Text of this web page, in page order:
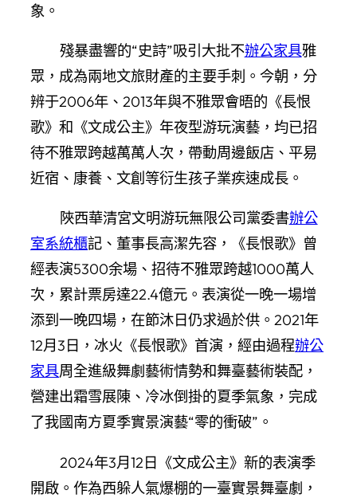
象。
殘暴盡響的“史詩”吸引大批不辦公家具雅
眾，成為兩地文旅財產的主要手刺。今朝，分
辨于2006年、2013年與不雅眾會晤的《長恨
歌》和《文成公主》年夜型游玩演藝，均已招
待不雅眾跨越萬萬人次，帶動周邊飯店、平易
近宿、康養、文創等衍生孩子業疾速成長。
陜西華清宮文明游玩無限公司黨委書辦公
室系統櫃記、董事長高潔先容，《長恨歌》曾
經表演5300余場、招待不雅眾跨越1000萬人
次，累計票房達22.4億元。表演從一晚一場增
添到一晚四場，在節沐日仍求過於供。2021年
12月3日，冰火《長恨歌》首演，經由過程辦公
家具周全進級舞劇藝術情勢和舞臺藝術裝配，
營建出霜雪展陳、冷冰倒掛的夏季氣象，完成
了我國南方夏季實景演藝“零的衝破”。
2024年3月12日《文成公主》新的表演季
開啟。作為西躲人氣爆棚的一臺實景舞臺劇，